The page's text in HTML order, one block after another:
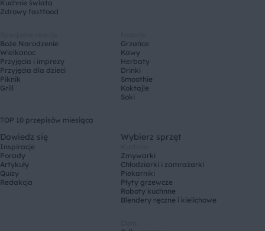
Kuchnie świata
Zdrowy fastfood
Boże Narodzenie
Wielkanoc
Przyjęcia i imprezy
Przyjęcia dla dzieci
Piknik
Grill
Grzańce
Kawy
Herbaty
Drinki
Smoothie
Koktajle
Soki
TOP 10 przepisów miesiąca
Dowiedz się
Inspiracje
Porady
Artykuły
Quizy
Redakcja
Wybierz sprzęt
Zmywarki
Chłodziarki i zamrażarki
Piekarniki
Płyty grzewcze
Roboty kuchnne
Blendery ręczne i kielichowe